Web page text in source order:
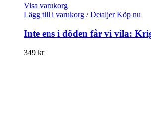
Visa varukorg
Lägg till i varukorg / Detaljer Köp nu
Inte ens i döden får vi vila:
349 kr